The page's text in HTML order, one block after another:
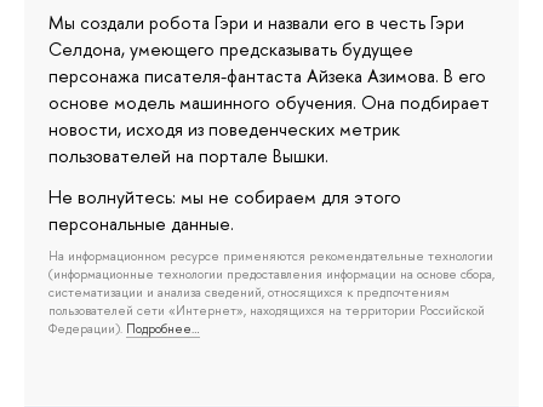
Мы создали робота Гэри и назвали его в честь Гэри
Селдона, умеющего предсказывать будущее
персонажа писателя-фантаста Айзека Азимова. В его
основе модель машинного обучения. Она подбирает
новости, исходя из поведенческих метрик
пользователей на портале Вышки.
Не волнуйтесь: мы не собираем для этого
персональные данные.
На информационном ресурсе применяются рекомендательные технологии
(информационные технологии предоставления информации на основе сбора,
систематизации и анализа сведений, относящихся к предпочтениям
пользователей сети «Интернет», находящихся на территории Российской
Федерации). Подробнее…